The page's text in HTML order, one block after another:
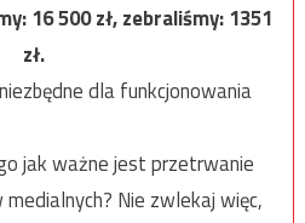
16 500zł, zebraliśmy:1351
zł.
dla funkcjonowania
jak ważne jest przetrwanie
Nie zwlekaj więc,